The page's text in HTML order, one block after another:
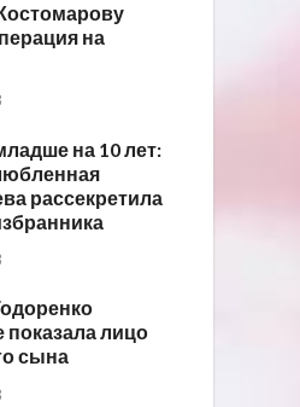
на
на 10 лет:
рассекретила
лицо
сына